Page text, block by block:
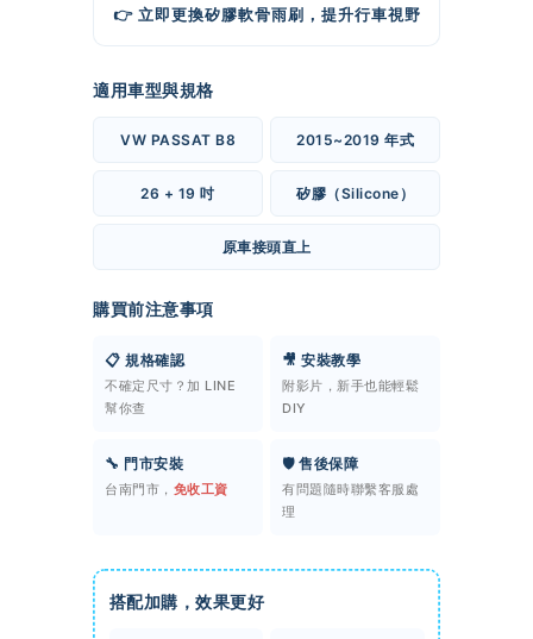
👉 立即更換矽膠軟骨雨刷，提升行車視野
適用車型與規格
VW PASSAT B8 2015~2019 年式
26 + 19 吋 矽膠（Silicone）
原車接頭直上
購買前注意事項
📋 規格確認
不確定尺寸？加 LINE
幫你查
🎥 安裝教學
附影片，新手也能輕鬆
DIY
🔧 門市安裝
台南門市， 免收工資
🛡️ 售後保障
有問題隨時聯繫客服處
理
搭配加購，效果更好